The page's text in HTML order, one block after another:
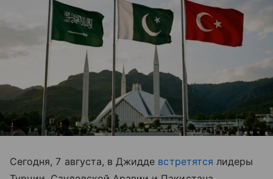
Сегодня, 7 августа, в Джидде встретятся лидеры